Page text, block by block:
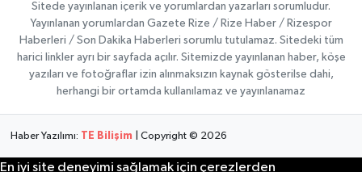
Sitede yayınlanan içerik ve yorumlardan yazarları sorumludur.
Yayınlanan yorumlardan Gazete Rize / Rize Haber / Rizespor
Haberleri / Son Dakika Haberleri sorumlu tutulamaz. Sitedeki tüm
harici linkler ayrı bir sayfada açılır. Sitemizde yayınlanan haber, köşe
yazıları ve fotoğraflar izin alınmaksızın kaynak gösterilse dahi,
herhangi bir ortamda kullanılamaz ve yayınlanamaz
Haber Yazılımı: TE Bilişim | Copyright © 2026
En iyi site deneyimi sağlamak için çerezlerden